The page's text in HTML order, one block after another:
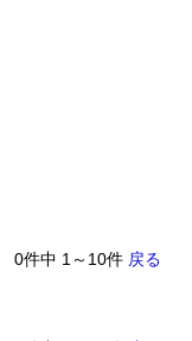
0件中 1～10件 戻る